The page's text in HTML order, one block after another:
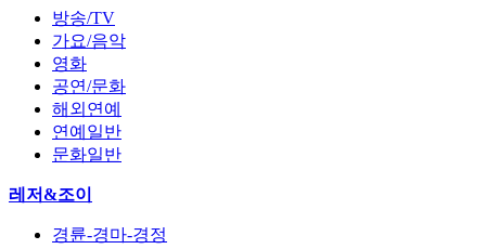
방송/TV
가요/음악
영화
공연/문화
해외연예
연예일반
문화일반
레저&조이
경륜-경마-경정